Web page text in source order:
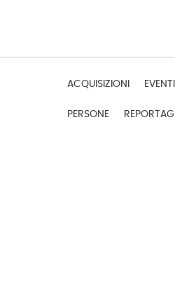
ACQUISIZIONI EVENTI
PERSONE